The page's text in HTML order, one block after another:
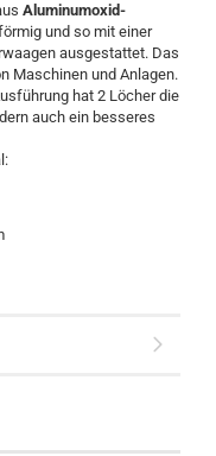
Aluminumoxid-
und so mit einer
ausgestattet. Das
Maschinen und Anlagen.
hat 2 Löcher die
auch ein besseres